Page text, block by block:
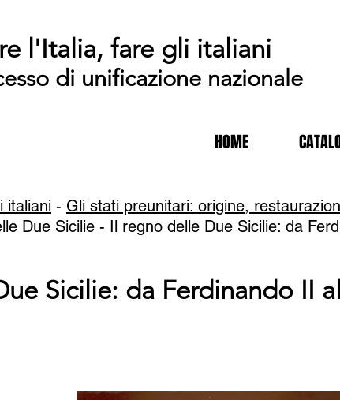
l'Italia, fare gli italiani
di unificazione nazionale
HOME
italiani - Gli stati preunitari: origine,
Due Sicilie - Il regno delle Due Sicilie: da
Sicilie: da Ferdinando II